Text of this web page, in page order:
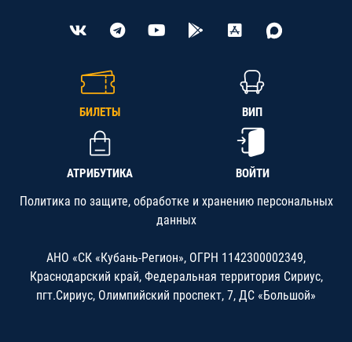
БИЛЕТЫ ВИП
АТРИБУТИКА ВОЙТИ
Политика по защите, обработке и хранению персональных
данных
АНО «СК «Кубань-Регион», ОГРН 1142300002349,
Краснодарский край, Федеральная территория Сириус,
пгт.Сириус, Олимпийский проспект, 7, ДС «Большой»